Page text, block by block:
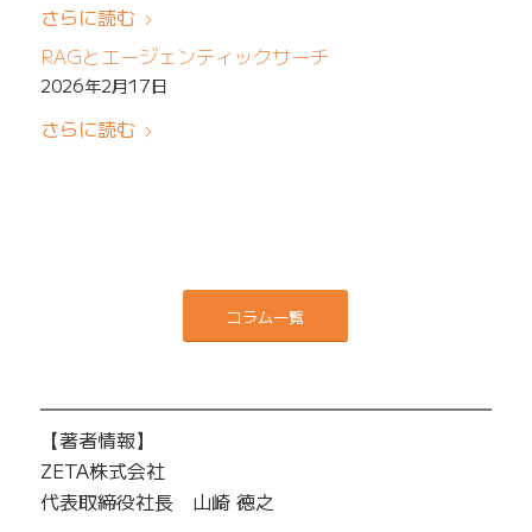
さらに読む
RAGとエージェンティックサーチ
2026年2月17日
さらに読む
コラム一覧
【著者情報】
ZETA株式会社
代表取締役社長 山崎 徳之